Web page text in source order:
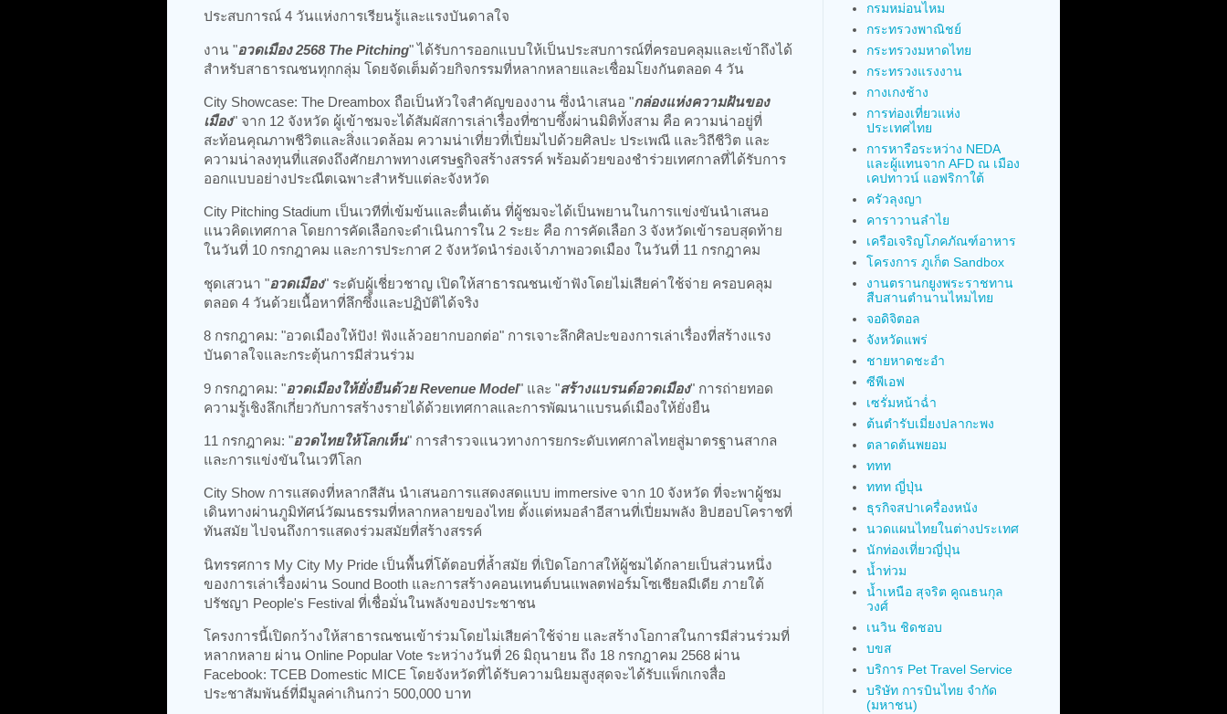
ประสบการณ์ 4 วันแห่งการเรียนรู้และแรงบันดาลใจ
งาน "อวดเมือง 2568 The Pitching" ได้รับการออกแบบให้เป็นประสบการณ์ที่ครอบคลุมและเข้าถึงได้
สำหรับสาธารณชนทุกกลุ่ม โดยจัดเต็มด้วยกิจกรรมที่หลากหลายและเชื่อมโยงกันตลอด 4 วัน
City Showcase: The Dreambox ถือเป็นหัวใจสำคัญของงาน ซึ่งนำเสนอ "กล่องแห่งความฝันของ
เมือง" จาก 12 จังหวัด ผู้เข้าชมจะได้สัมผัสการเล่าเรื่องที่ซาบซึ้งผ่านมิติทั้งสาม คือ ความน่าอยู่ที่
สะท้อนคุณภาพชีวิตและสิ่งแวดล้อม ความน่าเที่ยวที่เปี่ยมไปด้วยศิลปะ ประเพณี และวิถีชีวิต และ
ความน่าลงทุนที่แสดงถึงศักยภาพทางเศรษฐกิจสร้างสรรค์ พร้อมด้วยของชำร่วยเทศกาลที่ได้รับการ
ออกแบบอย่างประณีตเฉพาะสำหรับแต่ละจังหวัด
City Pitching Stadium เป็นเวทีที่เข้มข้นและตื่นเต้น ที่ผู้ชมจะได้เป็นพยานในการแข่งขันนำเสนอ
แนวคิดเทศกาล โดยการคัดเลือกจะดำเนินการใน 2 ระยะ คือ การคัดเลือก 3 จังหวัดเข้ารอบสุดท้าย
ในวันที่ 10 กรกฎาคม และการประกาศ 2 จังหวัดนำร่องเจ้าภาพอวดเมือง ในวันที่ 11 กรกฎาคม
ชุดเสวนา "อวดเมือง" ระดับผู้เชี่ยวชาญ เปิดให้สาธารณชนเข้าฟังโดยไม่เสียค่าใช้จ่าย ครอบคลุม
ตลอด 4 วันด้วยเนื้อหาที่ลึกซึ้งและปฏิบัติได้จริง
8 กรกฎาคม: "อวดเมืองให้ปัง! ฟังแล้วอยากบอกต่อ" การเจาะลึกศิลปะของการเล่าเรื่องที่สร้างแรง
บันดาลใจและกระตุ้นการมีส่วนร่วม
9 กรกฎาคม: "อวดเมืองให้ยั่งยืนด้วย Revenue Model" และ "สร้างแบรนด์อวดเมือง" การถ่ายทอด
ความรู้เชิงลึกเกี่ยวกับการสร้างรายได้ด้วยเทศกาลและการพัฒนาแบรนด์เมืองให้ยั่งยืน
11 กรกฎาคม: "อวดไทยให้โลกเห็น" การสำรวจแนวทางการยกระดับเทศกาลไทยสู่มาตรฐานสากล
และการแข่งขันในเวทีโลก
City Show การแสดงที่หลากสีสัน นำเสนอการแสดงสดแบบ immersive จาก 10 จังหวัด ที่จะพาผู้ชม
เดินทางผ่านภูมิทัศน์วัฒนธรรมที่หลากหลายของไทย ตั้งแต่หมอลำอีสานที่เปี่ยมพลัง ฮิปฮอปโคราชที่
ทันสมัย ไปจนถึงการแสดงร่วมสมัยที่สร้างสรรค์
นิทรรศการ My City My Pride เป็นพื้นที่โต้ตอบที่ล้ำสมัย ที่เปิดโอกาสให้ผู้ชมได้กลายเป็นส่วนหนึ่ง
ของการเล่าเรื่องผ่าน Sound Booth และการสร้างคอนเทนต์บนแพลตฟอร์มโซเชียลมีเดีย ภายใต้
ปรัชญา People's Festival ที่เชื่อมั่นในพลังของประชาชน
โครงการนี้เปิดกว้างให้สาธารณชนเข้าร่วมโดยไม่เสียค่าใช้จ่าย และสร้างโอกาสในการมีส่วนร่วมที่
หลากหลาย ผ่าน Online Popular Vote ระหว่างวันที่ 26 มิถุนายน ถึง 18 กรกฎาคม 2568 ผ่าน
Facebook: TCEB Domestic MICE โดยจังหวัดที่ได้รับความนิยมสูงสุดจะได้รับแพ็กเกจสื่อ
ประชาสัมพันธ์ที่มีมูลค่าเกินกว่า 500,000 บาท
กรมหม่อนไหม
กระทรวงพาณิชย์
กระทรวงมหาดไทย
กระทรวงแรงงาน
กางเกงช้าง
การท่องเที่ยวแห่ง
ประเทศไทย
การหารือระหว่าง NEDA
และผู้แทนจาก AFD ณ เมือง
เคปทาวน์ แอฟริกาใต้
ครัวลุงญา
คาราวานลำไย
เครือเจริญโภคภัณฑ์อาหาร
โครงการ ภูเก็ต Sandbox
งานตรานกยูงพระราชทาน
สืบสานตำนานไหมไทย
จอดิจิตอล
จังหวัดแพร่
ชายหาดชะอำ
ซีพีเอฟ
เซรั่มหน้าฉ่ำ
ต้นตำรับเมี่ยงปลากะพง
ตลาดต้นพยอม
ททท
ททท ญี่ปุ่น
ธุรกิจสปาเครื่องหนัง
นวดแผนไทยในต่างประเทศ
นักท่องเที่ยวญี่ปุ่น
น้ำท่วม
น้ำเหนือ สุจริต คูณธนกุล
วงศ์
เนวิน ชิดชอบ
บขส
บริการ Pet Travel Service
บริษัท การบินไทย จำกัด
(มหาชน)